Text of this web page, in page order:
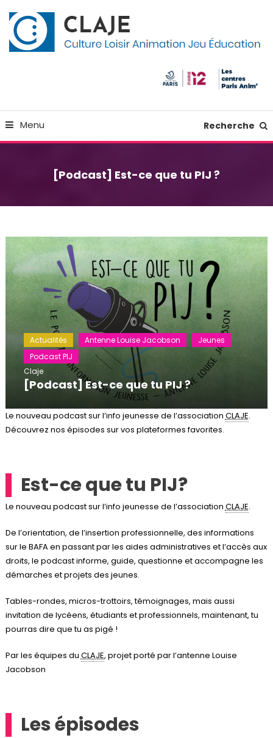
To
Content
Menu Recherche
[Podcast] Est-ce que tu PIJ ?
Actualités Antenne Louise Jacobson
Jeunes
Podcast PIJ
Claje
[Podcast] Est-ce que tu PIJ ?
Le nouveau podcast sur l’info jeunesse de l’association CLAJE.
Découvrez nos épisodes sur vos plateformes favorites.
Est-ce que tu PIJ?
Le nouveau podcast sur l’info jeunesse de l’association CLAJE.
De l’orientation, de l’insertion professionnelle, des informations
sur le BAFA en passant par les aides administratives et l’accès aux
droits, le podcast informe, guide, questionne et accompagne les
démarches et projets des jeunes.
Tables-rondes, micros-trottoirs, témoignages, mais aussi
invitation de lycéens, étudiants et professionnels, maintenant, tu
pourras dire que tu as pigé !
Par les équipes du CLAJE, projet porté par l’antenne Louise
Jacobson
Les épisodes